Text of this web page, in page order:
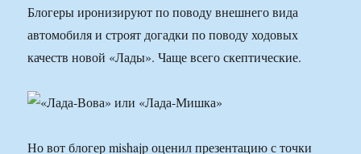
Блогеры иронизируют по поводу внешнего вида
автомобиля и строят догадки по поводу ходовых
качеств новой «Лады». Чаще всего скептические.
Но вот блогер mishajp оценил презентацию с точки